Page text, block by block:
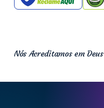
Nós Acreditamos em Deus